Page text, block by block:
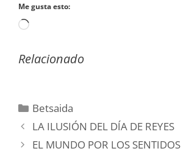
Me gusta esto:
Cargando...
Relacionado
Categorías
Betsaida
LA ILUSIÓN DEL DÍA DE REYES
EL MUNDO POR LOS SENTIDOS